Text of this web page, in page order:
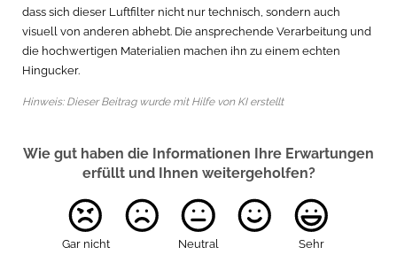
dass sich dieser Luftfilter nicht nur technisch, sondern auch
visuell von anderen abhebt. Die ansprechende Verarbeitung und
die hochwertigen Materialien machen ihn zu einem echten
Hingucker.
Hinweis: Dieser Beitrag wurde mit Hilfe von KI erstellt
Wie gut haben die Informationen Ihre Erwartungen
erfüllt und Ihnen weitergeholfen?
Gar nicht Neutral Sehr